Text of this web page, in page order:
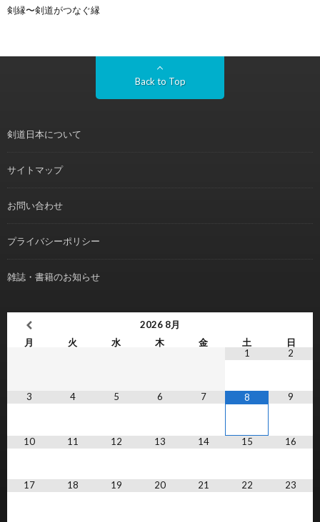
剣縁〜剣道がつなぐ縁
Back to Top
剣道日本について
サイトマップ
お問い合わせ
プライバシーポリシー
雑誌・書籍のお知らせ
2026 8月
月
火 水 木 金 土
日
1
2
3 4 5 6 7 8 9
10 11 12 13 14 15 16
17 18 19 20 21 22 23